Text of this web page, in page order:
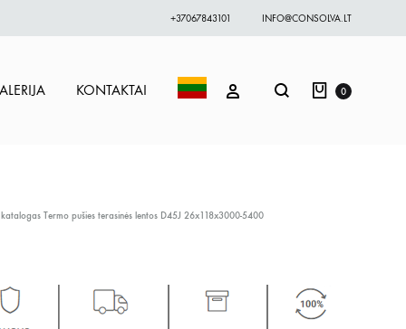
+37067843101 INFO@CONSOLVA.LT
KONTAKTAI PRISIJUNGTI
Paieška Krepšelis
0
katalogas Termo pušies terasinės lentos D45J 26x118x3000-5400